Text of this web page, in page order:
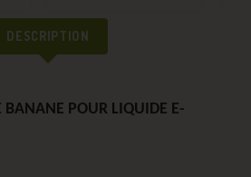
DESCRIPTION
BANANE POUR LIQUIDE E-